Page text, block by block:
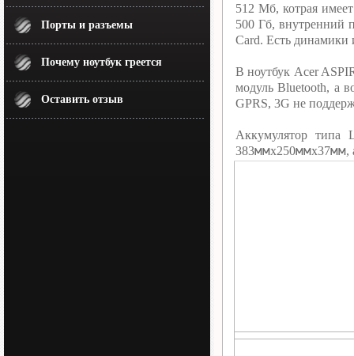
Порты и разъемы
Почему ноутбук греется
Оставить отзыв
512 Мб, котрая
500 Гб, внутренний
Card. Есть динамики
В ноутбук Acer
модуль Bluetooth, а
GPRS, 3G не
Аккумулятор типа
383ммх250ммх37мм,